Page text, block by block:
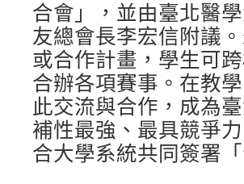
合會」，並由臺北醫
友總會長李宏信附議
或合作計畫，學生可
合辦各項賽事。在教
此交流與合作，成為
補性最強、最具競爭
合大學系統共同簽署